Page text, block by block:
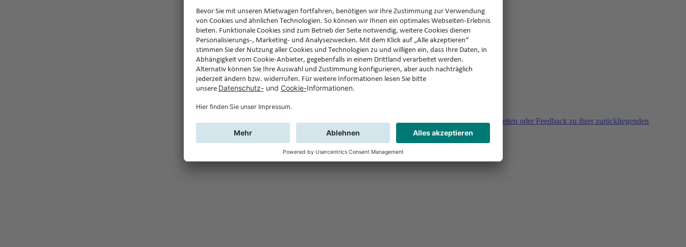
Sie haben Fragen, Unklarheiten oder Feedback zu ihrer zurückliegenden
Buchung?